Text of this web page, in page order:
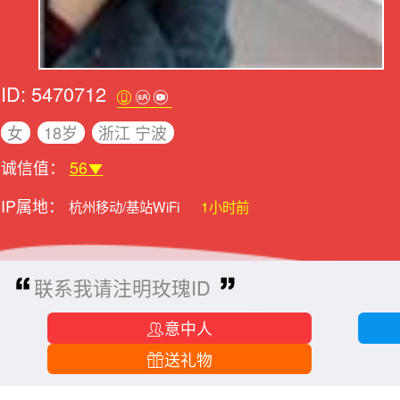
ID: 5470712
女 18岁
浙江 宁波
诚信值： 56
IP属地：
杭州移动/基站WiFi 1小时前
联系我请注明玫瑰ID
意中人
送礼物